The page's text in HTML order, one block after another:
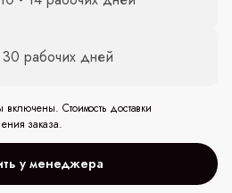
рабочих дней
Стоимость доставки
заказа.
у менеджера